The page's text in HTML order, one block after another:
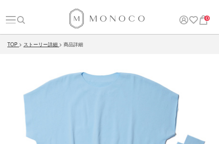
0
TOP ストーリー詳細 商品詳細